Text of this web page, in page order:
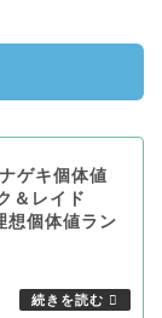
ゲキ個体値
＆レイド
想個体値ラン